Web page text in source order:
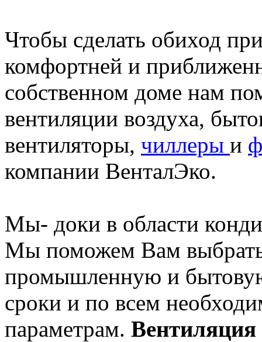
Чтобы сделать обиход
комфортней и
собственном доме нам
вентиляции воздуха,
вентиляторы, чиллеры и
компании ВенталЭко.
Мы- доки в области
Мы поможем Вам выбрать
промышленную и
сроки и по всем
параметрам. Вентиляция